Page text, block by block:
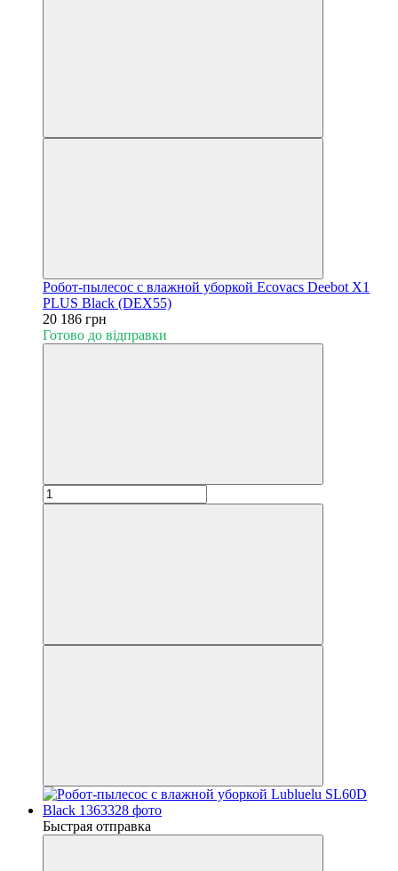
Робот-пылесос с влажной уборкой Ecovacs Deebot X1
PLUS Black (DEX55)
20 186 грн
Готово до відправки
Быстрая отправка